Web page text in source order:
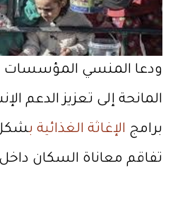
ودعا المنسي المؤسسات
المانحة إلى تعزيز الدعم
برامج الإغاثة الغذائية بشكل
تفاقم معاناة السكان